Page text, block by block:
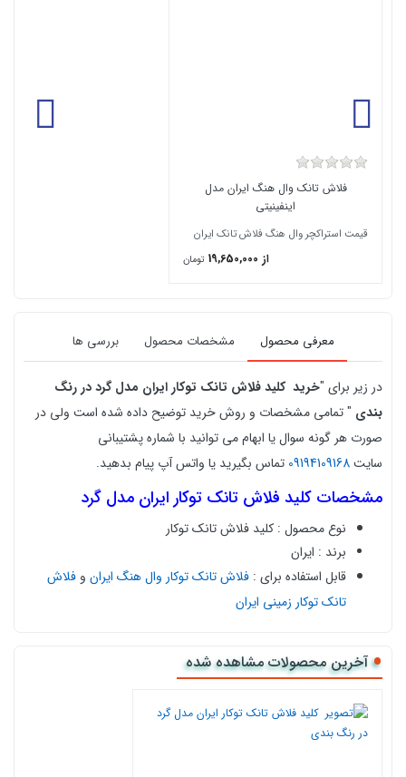
فلاش تانک وال هنگ ایران مدل
اینفینیتی
قیمت استراکچر وال هنگ فلاش تانک ایران
از 19,650,000 تومان
معرفی محصول مشخصات محصول بررسی ها
در زیر برای "خرید کلید فلاش تانک توکار ایران مدل گرد در رنگ
بندی " تمامی مشخصات و روش خرید توضیح داده شده است ولی در
صورت هر گونه سوال یا ابهام می توانید با شماره پشتیبانی
سایت09194109168 تماس بگیرید یا واتس آپ پیام بدهید.
مشخصات کلید فلاش تانک توکار ایران مدل گرد
نوع محصول : کلید فلاش تانک توکار
برند : ایران
قابل استفاده برای : فلاش تانک توکار وال هنگ ایران و فلاش
تانک توکار زمینی ایران
سفید با رینگ طلایی
، سفید با رینگ کروم
کروم، مشکی با رینگ کروم، رز گلد براق
طلایی خش دار ، روکش طبیعی چوب گردو با رینگ
طلایی
آخرین محصولات مشاهده شده